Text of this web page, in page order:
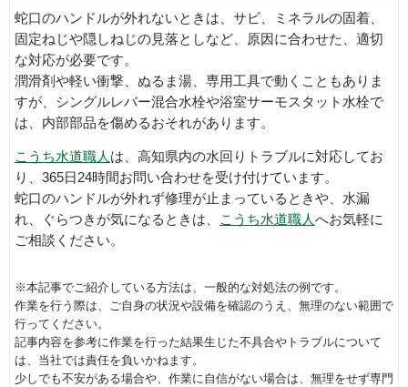
蛇口のハンドルが外れないときは、サビ、ミネラルの固着、
固定ねじや隠しねじの見落としなど、原因に合わせた、適切
な対応が必要です。
潤滑剤や軽い衝撃、ぬるま湯、専用工具で動くこともありま
すが、シングルレバー混合水栓や浴室サーモスタット水栓で
は、内部部品を傷めるおそれがあります。
こうち水道職人は、高知県内の水回りトラブルに対応してお
り、365日24時間お問い合わせを受け付けています。
蛇口のハンドルが外れず修理が止まっているときや、水漏
れ、ぐらつきが気になるときは、
こうち水道職人へお気軽に
ご相談ください。
※本記事でご紹介している方法は、一般的な対処法の例です。
作業を行う際は、ご自身の状況や設備を確認のうえ、無理のない範囲で
行ってください。
記事内容を参考に作業を行った結果生じた不具合やトラブルについて
は、当社では責任を負いかねます。
少しでも不安がある場合や、作業に自信がない場合は、無理をせず専門